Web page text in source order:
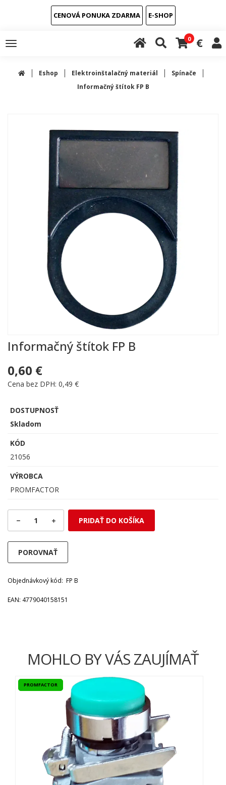
CENOVÁ PONUKA ZDARMA E-SHOP
Toggle
0 €
Eshop Elektroinštalačný materiál
Spínače
Informačný štítok FP B
Informačný štítok FP B
0,60 €
Cena bez DPH: 0,49 €
DOSTUPNOSŤ
Skladom
KÓD
21056
VÝROBCA
PROMFACTOR
1 PRIDAŤ DO KOŠÍKA
POROVNAŤ
Objednávkový kód: FP B
EAN: 4779040158151
MOHLO BY VÁS ZAUJÍMAŤ
PROMFACTOR